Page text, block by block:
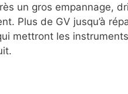
un gros empannage,
Plus de GV jusqu’à
mettront les